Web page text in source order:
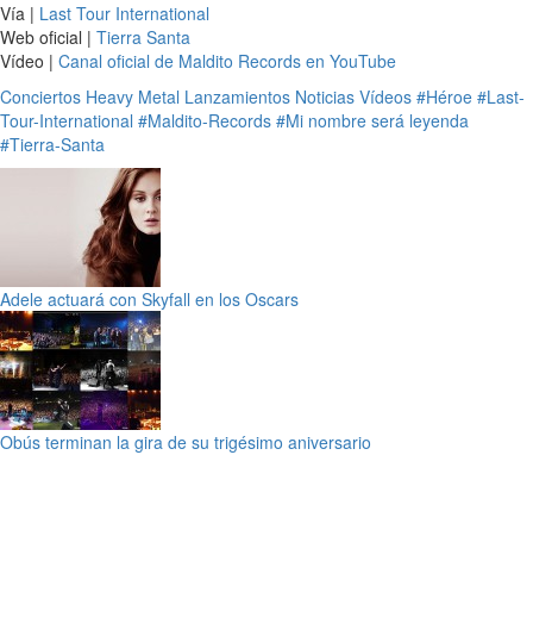
Vía | Last Tour International
Web oficial | Tierra Santa
Vídeo | Canal oficial de Maldito Records en YouTube
Conciertos Heavy Metal Lanzamientos Noticias Vídeos #Héroe #Last-
Tour-International #Maldito-Records #Mi nombre será leyenda
#Tierra-Santa
Adele actuará con Skyfall en los Oscars
Obús terminan la gira de su trigésimo aniversario